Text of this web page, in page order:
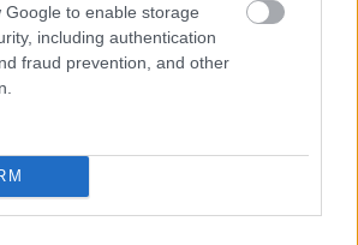
Google to enable storage
including authentication
fraud prevention, and other
február 22-énés23-án19.00
István-felnőttbérlettel, valamint a
tekinthető meg az
Színház